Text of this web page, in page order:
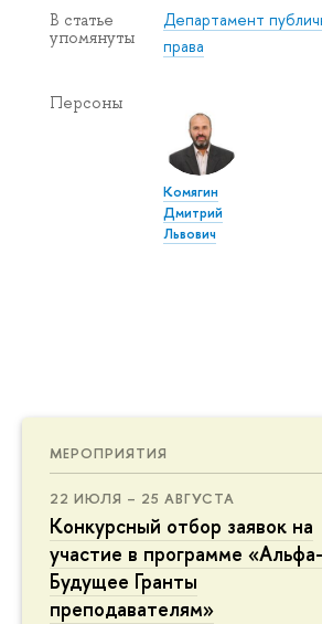
МЕРОПРИЯТИЯ
22 ИЮЛЯ – 25 АВГУСТА
Конкурсный отбор заявок на
участие в программе «Альфа-
Будущее Гранты
преподавателям»
В статье
упомянуты
Департамент
права
Персоны
Комягин
Дмитрий
Львович